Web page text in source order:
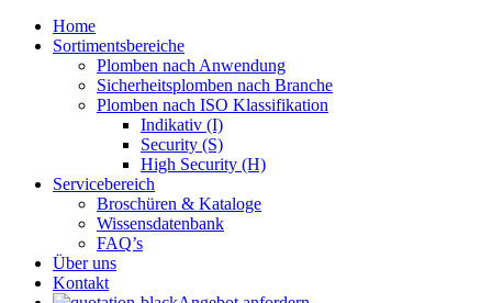
Home
Sortimentsbereiche
Plomben nach Anwendung
Sicherheitsplomben nach Branche
Plomben nach ISO Klassifikation
Indikativ (I)
Security (S)
High Security (H)
Servicebereich
Broschüren & Kataloge
Wissensdatenbank
FAQ’s
Über uns
Kontakt